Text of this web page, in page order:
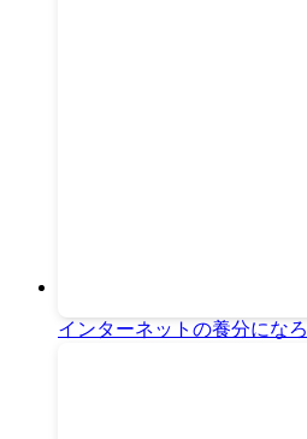
インターネットの養分にな